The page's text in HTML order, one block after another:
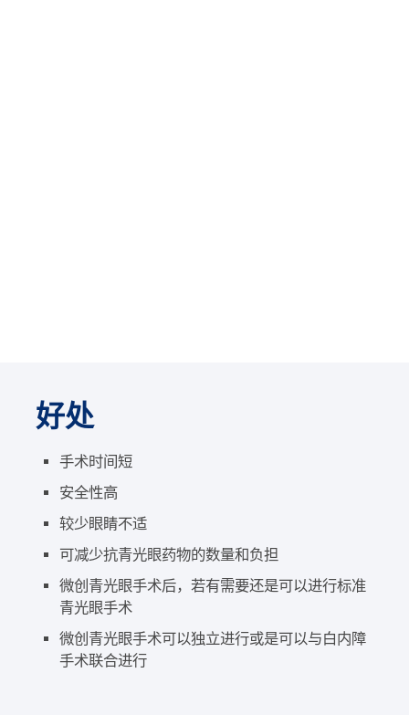
好处
手术时间短
安全性高
较少眼睛不适
可减少抗青光眼药物的数量和负担
微创青光眼手术后，若有需要还是可以进行标准
青光眼手术
微创青光眼手术可以独立进行或是可以与白内障
手术联合进行